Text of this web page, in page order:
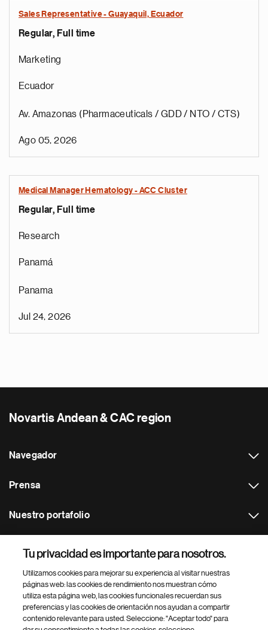
Sales Representative - Guayaquil, Ecuador
Regular, Full time
Marketing
Ecuador
Av. Amazonas (Pharmaceuticals / GDD / NTO / CTS)
Ago 05, 2026
Medical Manager Hematology - ACC Cluster
Regular, Full time
Research
Panamá
Panama
Jul 24, 2026
Novartis Andean & CAC region
Navegador
Prensa
Nuestro portafolio
Footer Site Search
Tu privacidad es importante para nosotros.
Utilizamos cookies para mejorar su experiencia al visitar nuestras
páginas web: las cookies de rendimiento nos muestran cómo
utiliza esta página web, las cookies funcionales recuerdan sus
preferencias y las cookies de orientación nos ayudan a compartir
contenido relevante para usted. Seleccione: "Aceptar todo" para